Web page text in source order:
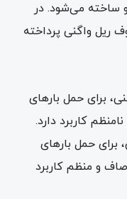
ساخته می‌شود. در
ریل واگنی پرداخته
برای حمل بارهای
کاربرد دارد.
برای حمل بارهای
و منظم کاربرد